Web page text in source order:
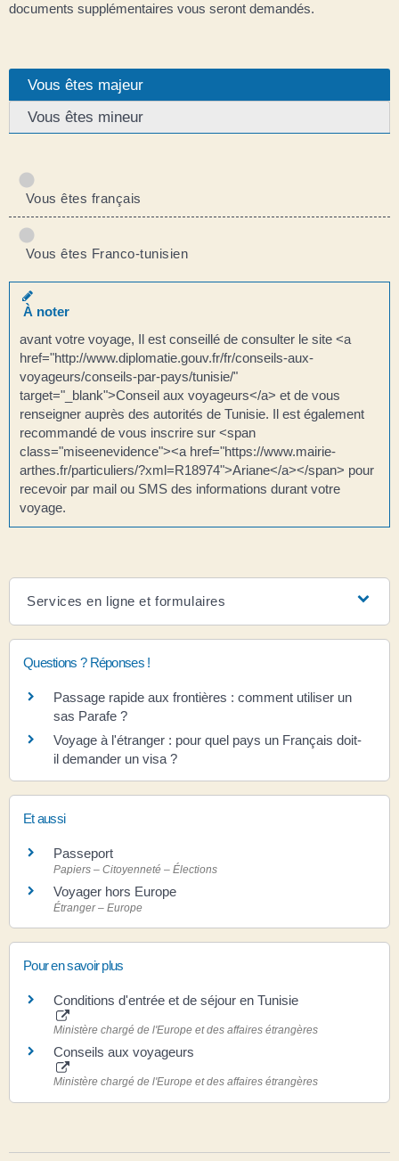
documents supplémentaires vous seront demandés.
Vous êtes majeur
Vous êtes mineur
Vous êtes français
Vous êtes Franco-tunisien
À noter
avant votre voyage, Il est conseillé de consulter le site <a
href="http://www.diplomatie.gouv.fr/fr/conseils-aux-
voyageurs/conseils-par-pays/tunisie/"
target="_blank">Conseil aux voyageurs</a> et de vous
renseigner auprès des autorités de Tunisie. Il est également
recommandé de vous inscrire sur <span
class="miseenevidence"><a href="https://www.mairie-
arthes.fr/particuliers/?xml=R18974">Ariane</a></span> pour
recevoir par mail ou SMS des informations durant votre
voyage.
Services en ligne et formulaires
Questions ? Réponses !
Passage rapide aux frontières : comment utiliser un
sas Parafe ?
Voyage à l'étranger : pour quel pays un Français doit-
il demander un visa ?
Et aussi
Passeport
Papiers – Citoyenneté – Élections
Voyager hors Europe
Étranger – Europe
Pour en savoir plus
Conditions d'entrée et de séjour en Tunisie
Ministère chargé de l'Europe et des affaires étrangères
Conseils aux voyageurs
Ministère chargé de l'Europe et des affaires étrangères